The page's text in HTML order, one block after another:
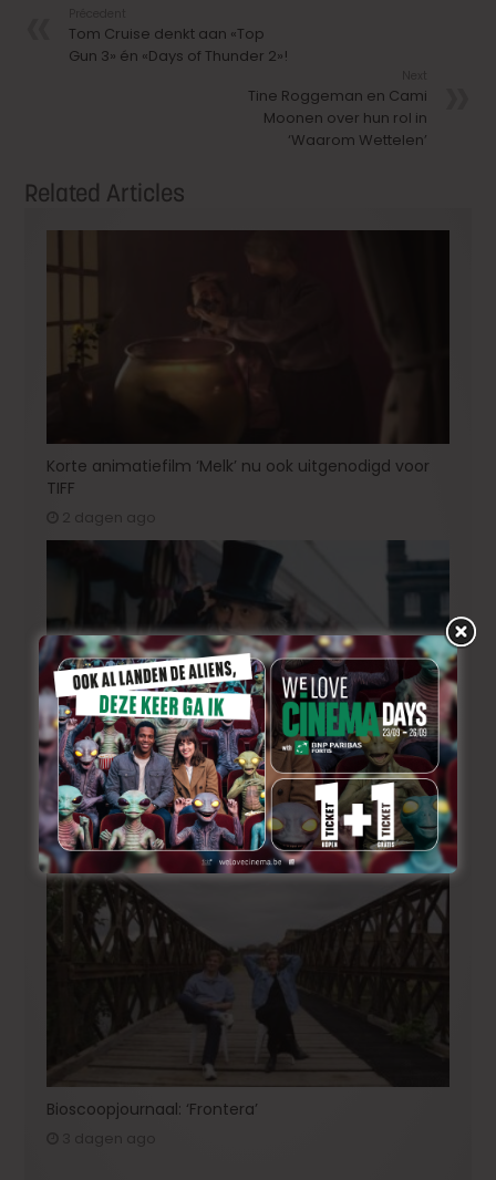
Tom Cruise denkt aan «Top
Gun 3» én «Days of Thunder 2»!
Tine Roggeman en Cami
Moonen over hun rol in
‘Waarom Wettelen’
Related Articles
Korte animatiefilm ‘Melk’ nu ook uitgenodigd voor
TIFF
2 dagen ago
«Ebenezer»: Johnny Depp maakt zijn grote
comeback in een duistere herinterpretatie van de
Dickens-klassieker!
2 dagen ago
Bioscoopjournaal: ‘Frontera’